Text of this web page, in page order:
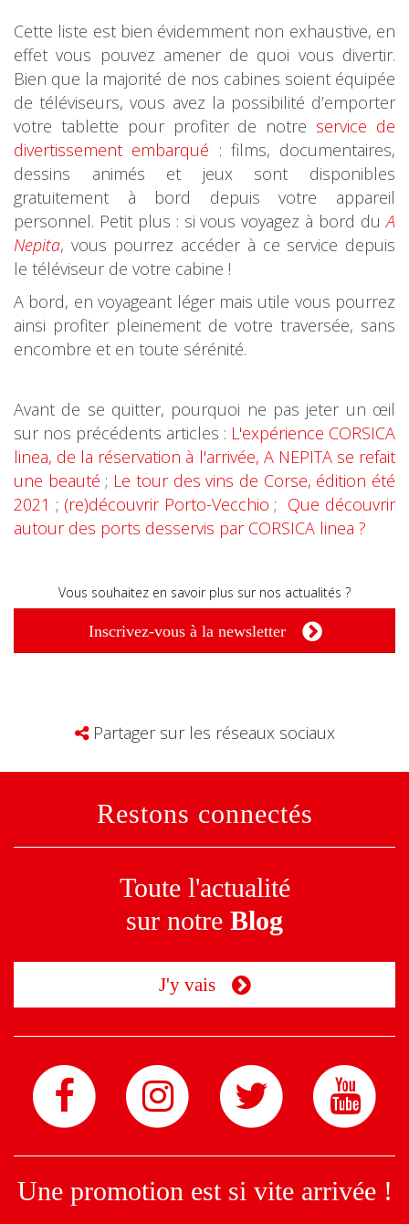
Cette liste est bien évidemment non exhaustive, en
effet vous pouvez amener de quoi vous divertir.
Bien que la majorité de nos cabines soient équipée
de téléviseurs, vous avez la possibilité d’emporter
votre tablette pour profiter de notre service de
divertissement embarqué : films, documentaires,
dessins animés et jeux sont disponibles
gratuitement à bord depuis votre appareil
personnel. Petit plus : si vous voyagez à bord duA
Nepita, vous pourrez accéder à ce service depuis
le téléviseur de votre cabine !
A bord, en voyageant léger mais utile vous pourrez
ainsi profiter pleinement de votre traversée, sans
encombre et en toute sérénité.
Avant de se quitter, pourquoi ne pas jeter un œil
sur nos précédents articles : L'expérience CORSICA
linea, de la réservation à l'arrivée, A NEPITA se refait
une beauté ; Le tour des vins de Corse, édition été
2021 ; (re)découvrir Porto-Vecchio ; Que découvrir
autour des ports desservis par CORSICA linea ?
Vous souhaitez en savoir plus sur nos actualités ?
Inscrivez-vous à la newsletter
Partager sur les réseaux sociaux
Restons connectés
Toute l'actualité
sur notre Blog
J'y vais
Une promotion est si vite arrivée !